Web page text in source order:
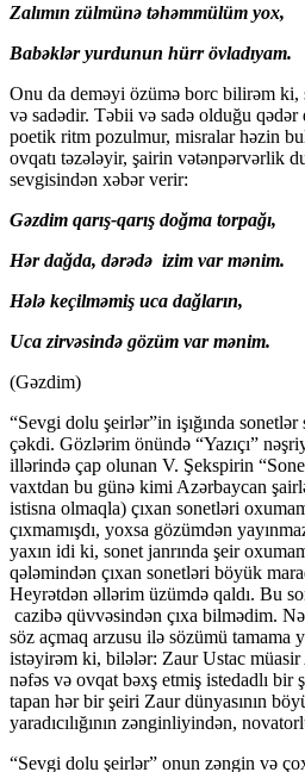
Zalımın zülmünə təhəmmülüm yox,
Babəklər yurdunun hürr övladıyam.
Onu da deməyi özümə borc bilirəm
və sadədir. Təbii və sadə olduğu
poetik ritm pozulmur, misralar həzin
ovqatı təzələyir, şairin vətənpərvərlik
sevgisindən xəbər verir:
Gəzdim qarış-qarış doğma torpağı,
Hər dağda, dərədə izim var mənim.
Hələ keçilməmiş uca dağların,
Uca zirvəsində gözüm var mənim.
(Gəzdim)
“Sevgi dolu şeirlər”in işığında
çəkdi. Gözlərim önündə “Yazıçı”
illərində çap olunan V. Şekspirin
vaxtdan bu günə kimi Azərbaycan
istisna olmaqla) çıxan sonetləri
çıxmamışdı, yoxsa gözümdən
yaxın idi ki, sonet janrında şeir
qələmindən çıxan sonetləri böyük
Heyrətdən əllərim üzümdə qaldı. Bu
cazibə qüvvəsindən çıxa bilmədim.
söz açmaq arzusu ilə sözümü tamama
istəyirəm ki, bilələr: Zaur Ustac müasir
nəfəs və ovqat bəxş etmiş istedadlı bir
tapan hər bir şeiri Zaur dünyasının
yaradıcılığının zənginliyindən,
“Sevgi dolu şeirlər” onun zəngin və